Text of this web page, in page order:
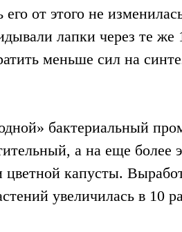
от этого не
лапки через те
меньше сил на
бактериальный
а на еще
цветной капусты.
увеличилась в 10